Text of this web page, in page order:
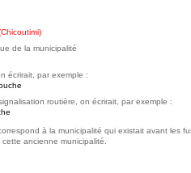
de la municipalité
écrirait, par exemple :
routière, on écrirait, par exemple :
à la municipalité qui existait avant les
ancienne municipalité.